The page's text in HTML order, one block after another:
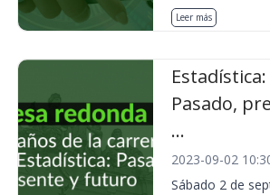
Leer más
Estadística:
Pasado,
...
2023-09-02
Sábado 2 de